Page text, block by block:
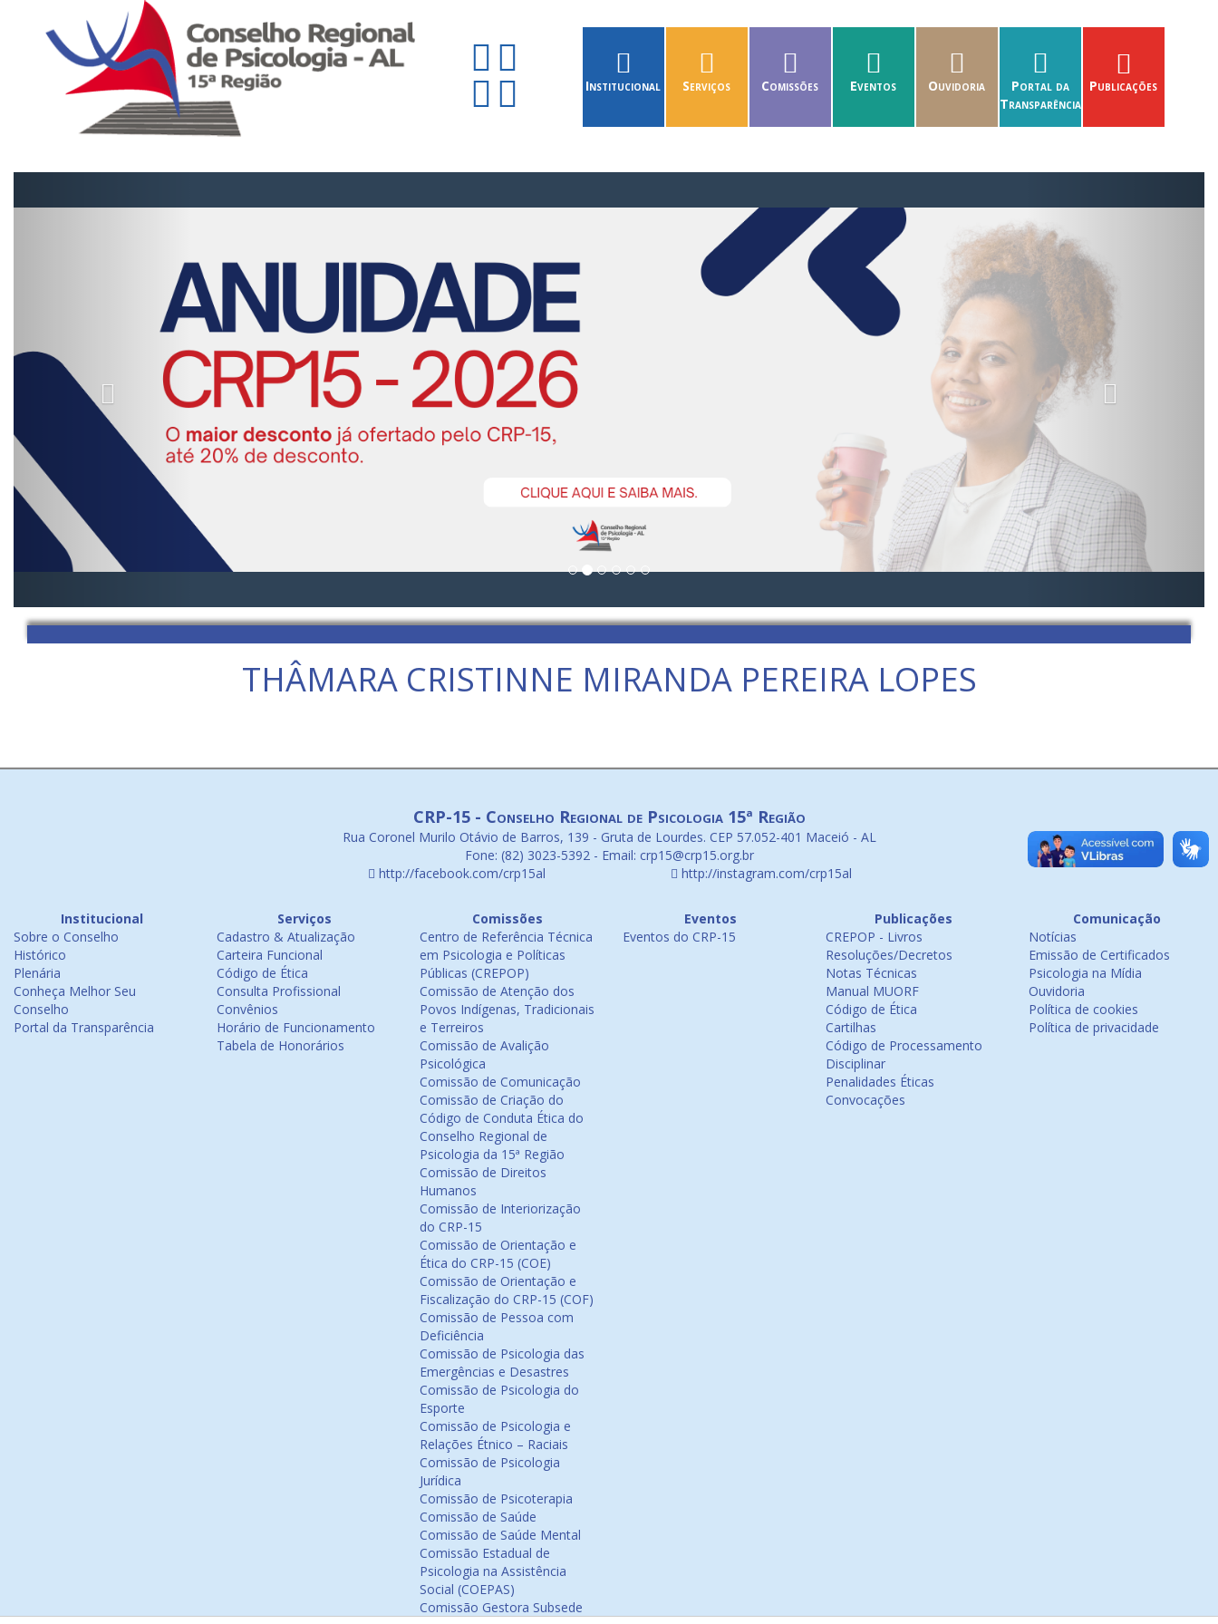
Institucional Serviços Comissões Eventos Ouvidoria
Portal da
Transparência
Publicações
THÂMARA CRISTINNE MIRANDA PEREIRA LOPES
CRP-15 - Conselho Regional de Psicologia 15ª Região
Rua Coronel Murilo Otávio de Barros, 139 - Gruta de Lourdes. CEP 57.052-401 Maceió - AL
Fone: (82) 3023-5392 - Email: crp15@crp15.org.br
http://facebook.com/crp15al
http://instagram.com/crp15al
Institucional
Sobre o Conselho
Histórico
Plenária
Conheça Melhor Seu
Conselho
Portal da Transparência
Serviços
Cadastro & Atualização
Carteira Funcional
Código de Ética
Consulta Profissional
Convênios
Horário de Funcionamento
Tabela de Honorários
Comissões
Centro de Referência Técnica
em Psicologia e Políticas
Públicas (CREPOP)
Comissão de Atenção dos
Povos Indígenas, Tradicionais
e Terreiros
Comissão de Avalição
Psicológica
Comissão de Comunicação
Comissão de Criação do
Código de Conduta Ética do
Conselho Regional de
Psicologia da 15ª Região
Comissão de Direitos
Humanos
Comissão de Interiorização
do CRP-15
Comissão de Orientação e
Ética do CRP-15 (COE)
Comissão de Orientação e
Fiscalização do CRP-15 (COF)
Comissão de Pessoa com
Deficiência
Comissão de Psicologia das
Emergências e Desastres
Comissão de Psicologia do
Esporte
Comissão de Psicologia e
Relações Étnico – Raciais
Comissão de Psicologia
Jurídica
Comissão de Psicoterapia
Comissão de Saúde
Comissão de Saúde Mental
Comissão Estadual de
Psicologia na Assistência
Social (COEPAS)
Comissão Gestora Subsede
Eventos
Eventos do CRP-15
Publicações
CREPOP - Livros
Resoluções/Decretos
Notas Técnicas
Manual MUORF
Código de Ética
Cartilhas
Código de Processamento
Disciplinar
Penalidades Éticas
Convocações
Comunicação
Notícias
Emissão de Certificados
Psicologia na Mídia
Ouvidoria
Política de cookies
Política de privacidade